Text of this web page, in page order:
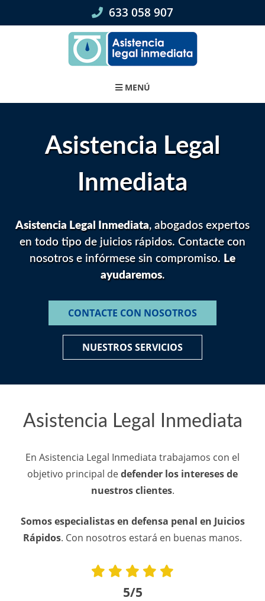
633 058 907
MENÚ
Asistencia Legal
Inmediata
Asistencia Legal Inmediata, abogados expertos
en todo tipo de juicios rápidos. Contacte con
nosotros e infórmese sin compromiso. Le
ayudaremos.
CONTACTE CON NOSOTROS
NUESTROS SERVICIOS
Asistencia Legal Inmediata
En Asistencia Legal Inmediata trabajamos con el
objetivo principal dedefender los intereses de
nuestros clientes.
Somos especialistas en defensa penal en Juicios
Rápidos. Con nosotros estará en buenas manos.
5/5